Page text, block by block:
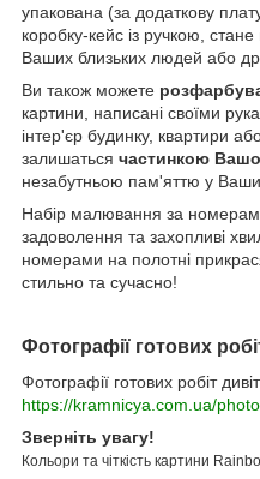
упакована (за додаткову
коробку-кейс із ручкою,
Ваших близьких людей або
Ви також можете
картини, написані своїми
інтер'єр будинку, квартири
залишаться частинкою
незабутньою пам'яттю у
Набір малювання за
задоволення та захопливі
номерами на полотні
стильно та сучасно!
Фотографії готових
Фотографії готових робіт
https://kramnicya.com.ua/
Зверніть увагу!
Кольори та чіткість картини